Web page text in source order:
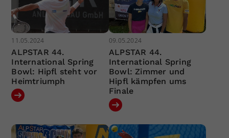
11.05.2024
ALPSTAR 44.
International Spring
Bowl: Hipfl steht vor
Heimtriumph
09.05.2024
ALPSTAR 44.
International Spring
Bowl: Zimmer und
Hipfl kämpfen ums
Finale